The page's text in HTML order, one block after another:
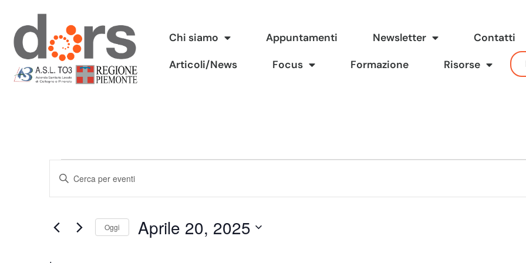
Vai
al
contenuto
Chi siamo Appuntamenti Newsletter Contatti
Articoli/News Focus Formazione Risorse
Eventi
Ricerca
viste
Inserisci
Cerca
Oggi Aprile 20, 2025